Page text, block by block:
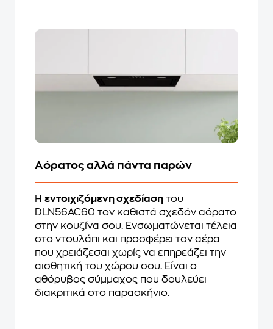
Αόρατος αλλά πάντα παρών
Η εντοιχιζόμενη σχεδίαση του
DLN56AC60 τον καθιστά σχεδόν αόρατο
στην κουζίνα σου. Ενσωματώνεται τέλεια
στο ντουλάπι και προσφέρει τον αέρα
που χρειάζεσαι χωρίς να επηρεάζει την
αισθητική του χώρου σου. Είναι ο
αθόρυβος σύμμαχος που δουλεύει
διακριτικά στο παρασκήνιο.